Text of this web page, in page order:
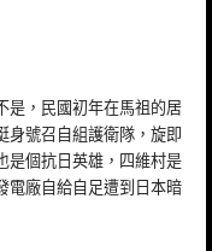
是，民國初年在馬祖的居
身號召自組護衛隊，旋即
是個抗日英雄，四維村是
電廠自給自足遭到日本暗